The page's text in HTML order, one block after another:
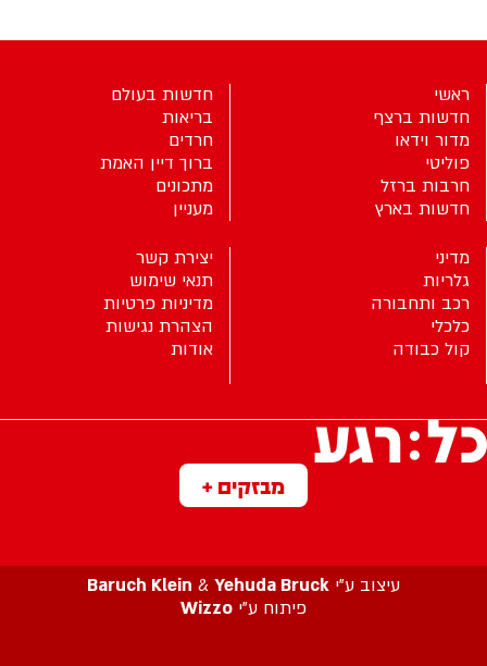
מבזקים +
ראשי
חדשות ברצף
מדור וידאו
פוליטי
חרבות ברזל
חדשות בארץ
חדשות בעולם
בריאות
חרדים
ברוך דיין האמת
מתכונים
מעניין
מדיני
גלריות
רכב ותחבורה
כלכלי
קול כבודה
יצירת קשר
תנאי שימוש
מדיניות פרטיות
הצהרת נגישות
אודות
עיצוב ע”י Baruch Klein & Yehuda Bruck
פיתוח ע”י Wizzo